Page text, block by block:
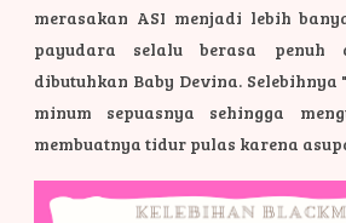
merasakan ASI menjadi lebih
payudara selalu berasa penuh
dibutuhkan Baby Devina.
minum sepuasnya sehingga
membuatnya tidur pulas karena